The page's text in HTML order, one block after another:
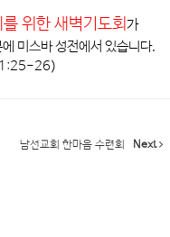
위한 새벽기도회가
미스바 성전에서 있습니다.
26)
남선교회 한마음 수련회 Next